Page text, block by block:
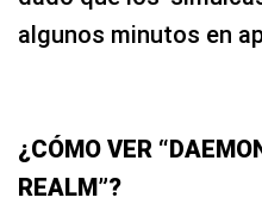
algunos minutos en
¿CÓMO VER
REALM”?